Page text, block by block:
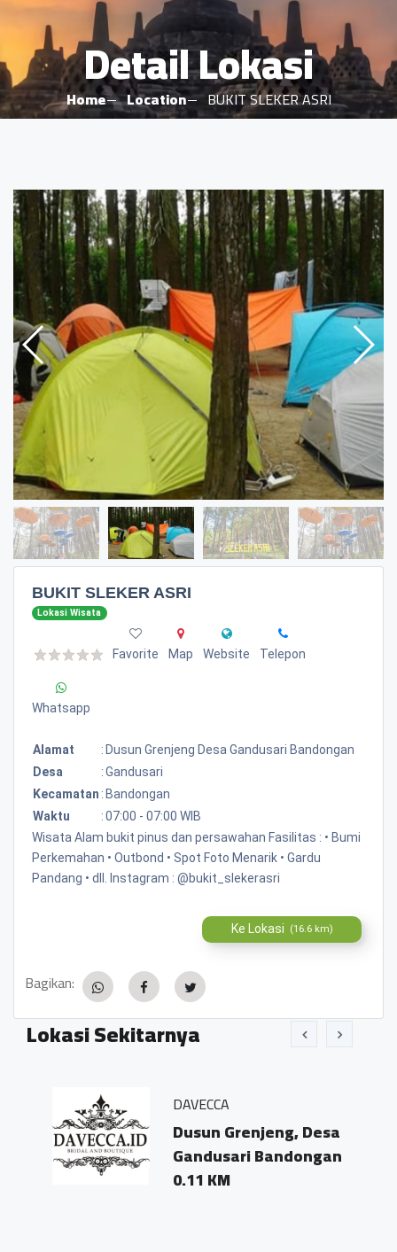
Detail Lokasi
Home Location BUKIT SLEKER ASRI
BUKIT SLEKER ASRI
Lokasi Wisata
Favorite Map Website Telepon
Whatsapp
Alamat : Dusun Grenjeng Desa Gandusari Bandongan
Desa
:Gandusari
Kecamatan : Bandongan
Waktu
:07:00 - 07:00 WIB
Wisata Alam bukit pinus dan persawahan Fasilitas : • Bumi
Perkemahan • Outbond • Spot Foto Menarik • Gardu
Pandang • dll. Instagram : @bukit_slekerasri
Ke Lokasi (16.6 km)
Bagikan:
Lokasi Sekitarnya
DAVECCA
Dusun Grenjeng, Desa
Gandusari Bandongan
0.11 KM